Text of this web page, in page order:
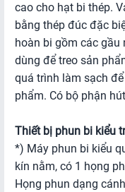
cao cho hạt bi thép.
bằng thép đúc đặc
hoàn bi gồm các gầu
dùng để treo sản
quá trình làm sạch
phẩm. Có bộ phận
Thiết bị phun bi kiểu
*) Máy phun bi kiểu
kín nằm, có 1 họng
Họng phun dạng